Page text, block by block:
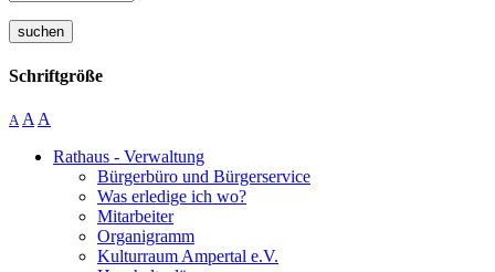
suchen
Schriftgröße
A A A
Rathaus - Verwaltung
Bürgerbüro und Bürgerservice
Was erledige ich wo?
Mitarbeiter
Organigramm
Kulturraum Ampertal e.V.